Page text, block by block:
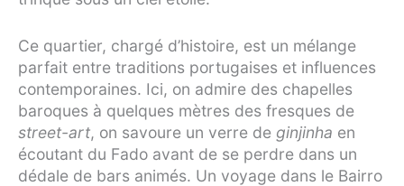
Ce quartier, chargé d’histoire, est un mélange
parfait entre traditions portugaises et influences
contemporaines. Ici, on admire des chapelles
baroques à quelques mètres des fresques de
street-art, on savoure un verre de ginjinha en
écoutant du Fado avant de se perdre dans un
dédale de bars animés. Un voyage dans le Bairro